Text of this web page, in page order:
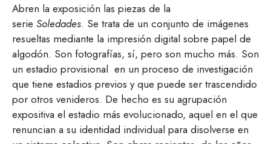
Abren la exposición las piezas de la
serie Soledades. Se trata de un conjunto de imágenes
resueltas mediante la impresión digital sobre papel de
algodón. Son fotografías, sí, pero son mucho más. Son
un estadio provisional en un proceso de investigación
que tiene estadios previos y que puede ser trascendido
por otros venideros. De hecho es su agrupación
expositiva el estadio más evolucionado, aquel en el que
renuncian a su identidad individual para disolverse en